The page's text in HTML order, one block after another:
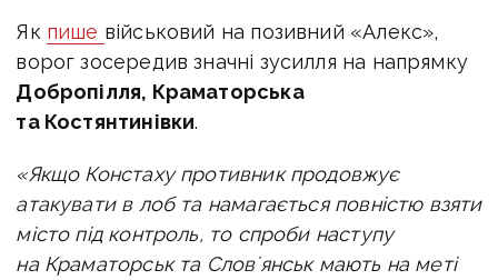
Як пише військовий на позивний «Алекс»,
ворогзосередив значні зусилля на напрямку
Добропілля, Краматорська
та Костянтинівки.
«Якщо Констаху противник продовжує
атакувати в лоб та намагається повністю взяти
місто під контроль, то спроби наступу
на Краматорськ та Словʼянськ мають на меті